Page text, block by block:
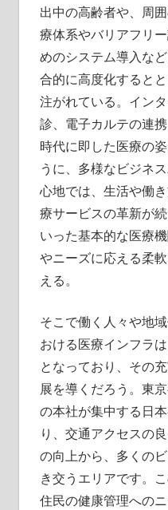
出中の高齢者や、周
療体系やバリアフリ
めのシステム導入な
合的に高度化すると
注がれている。イン
診、電子カルテの連
時代に即した医療の
うに、多様なビジネ
心地では、生活や働
療サービスの革新が
いった基本的な医療
やニーズに応える柔
える。
そこで働く人々や地
おける医療インフラ
となっており、その
展を導くだろう。東
の本社が集中する日
り、交通アクセスの
の向上から、多くの
き交うエリアです。
住民の健康管理への